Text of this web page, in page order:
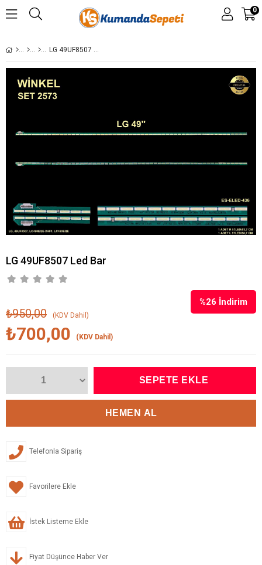
0
LG 49UF8507 LED BAR
LG 49UF8507 Led Bar
%26 İndirim
₺950,00 (KDV Dahil)
₺700,00 (KDV Dahil)
Telefonla Sipariş
Favorilere Ekle
İstek Listeme Ekle
Fiyat Düşünce Haber Ver